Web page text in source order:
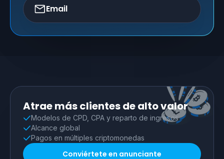
Email
Atrae más clientes de alto valor
Modelos de CPD, CPA y reparto de ingresos
Alcance global
Pagos en múltiples criptomonedas
Conviértete en anunciante